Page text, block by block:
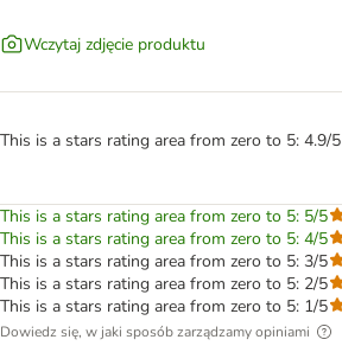
Wczytaj zdjęcie produktu
This is a stars rating area from zero to 5: 4.9/5
This is a stars rating area from zero to 5: 5/5
This is a stars rating area from zero to 5: 4/5
This is a stars rating area from zero to 5: 3/5
This is a stars rating area from zero to 5: 2/5
This is a stars rating area from zero to 5: 1/5
Dowiedz się, w jaki sposób zarządzamy opiniami